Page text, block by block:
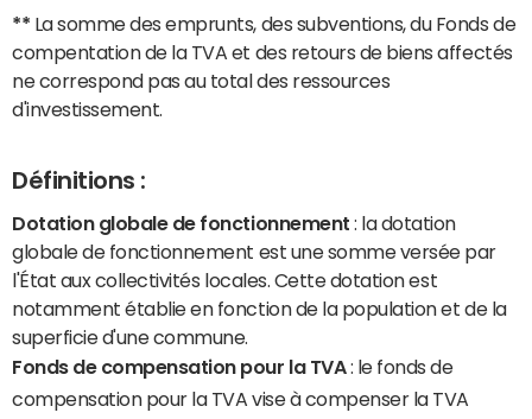
** La somme des emprunts, des subventions, du Fonds de
compentation de la TVA et des retours de biens affectés
ne correspond pas au total des ressources
d'investissement.
Définitions :
Dotation globale de fonctionnement : la dotation
globale de fonctionnement est une somme versée par
l'État aux collectivités locales. Cette dotation est
notamment établie en fonction de la population et de la
superficie d'une commune.
Fonds de compensation pour la TVA: le fonds de
compensation pour la TVA vise à compenser la TVA